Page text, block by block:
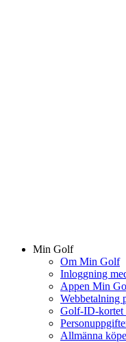
Min Golf
Om Min Golf
Inloggning
Appen Min
Webbetalning
Golf-ID-kortet
Allmänna